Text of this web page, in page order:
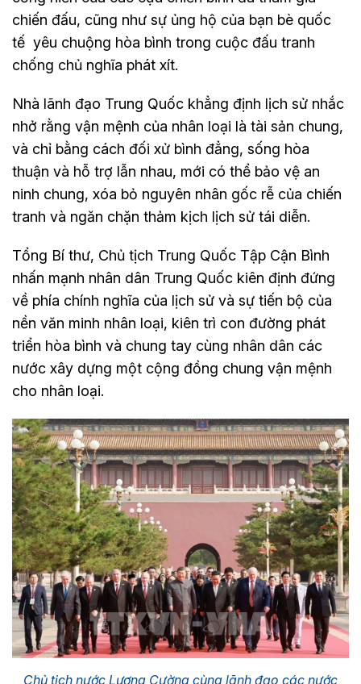
chiến đấu, cũng như sự ủng hộ của bạn bè quốc
tế yêu chuộng hòa bình trong cuộc đấu tranh
chống chủ nghĩa phát xít.
Nhà lãnh đạo Trung Quốc khẳng định lịch sử nhắc
nhở rằng vận mệnh của nhân loại là tài sản chung,
và chỉ bằng cách đối xử bình đẳng, sống hòa
thuận và hỗ trợ lẫn nhau, mới có thể bảo vệ an
ninh chung, xóa bỏ nguyên nhân gốc rễ của chiến
tranh và ngăn chặn thảm kịch lịch sử tái diễn.
Tổng Bí thư, Chủ tịch Trung Quốc Tập Cận Bình
nhấn mạnh nhân dân Trung Quốc kiên định đứng
về phía chính nghĩa của lịch sử và sự tiến bộ của
nền văn minh nhân loại, kiên trì con đường phát
triển hòa bình và chung tay cùng nhân dân các
nước xây dựng một cộng đồng chung vận mệnh
cho nhân loại.
Chủ tịch nước Lương Cường cùng lãnh đạo các nước